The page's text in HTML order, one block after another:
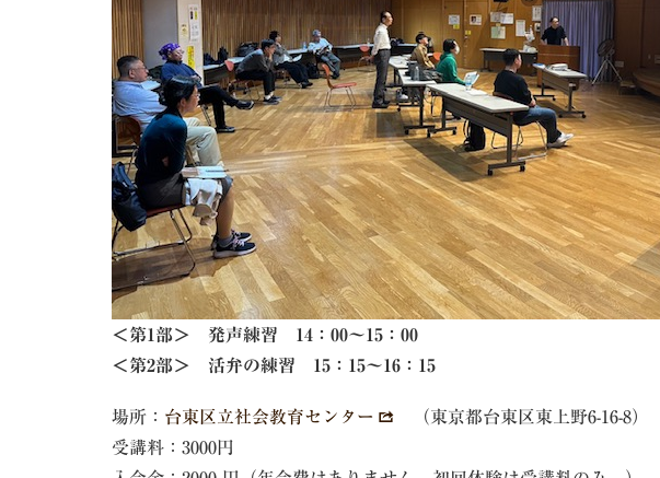
＜第1部＞ 発声練習 14：00～15：00
＜第2部＞ 活弁の練習 15：15～16：15
場所： 台東区立社会教育センター （東京都台東区東上野6-16-8）
受講料：3000円